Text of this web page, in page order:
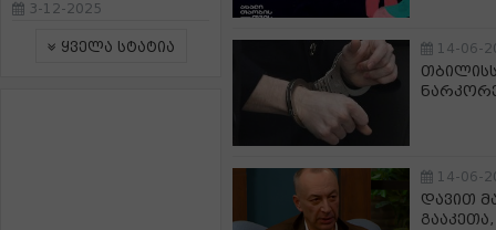
3-12-2025
ყველა სტატია 14-06-
14-06-
დავით